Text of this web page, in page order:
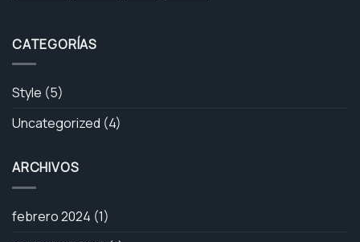
CATEGORÍAS
Style (5)
Uncategorized (4)
ARCHIVOS
febrero 2024 (1)